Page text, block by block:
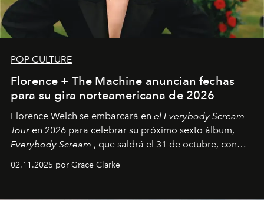
POP CULTURE
Florence + The Machine anuncian fechas
para su gira norteamericana de 2026
Florence Welch se embarcará en el Everybody Scream
Tour en 2026 para celebrar su próximo sexto álbum,
Everybody Scream , que saldrá el 31 de octubre, con
02.11.2025 por Grace Clarke